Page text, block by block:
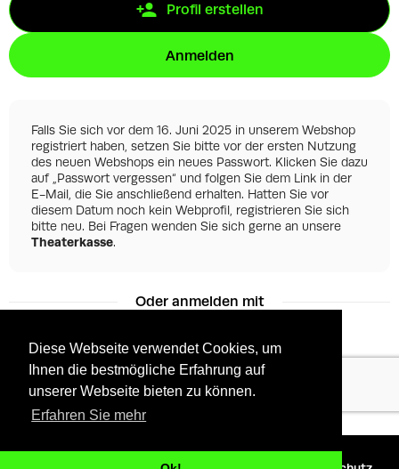
Diese Webseite verwendet Cookies, um
Ihnen die bestmögliche Erfahrung auf
unserer Webseite bieten zu können.
Erfahren Sie mehr
Profil erstellen
Anmelden
Falls Sie sich vor dem 16. Juni 2025 in unserem Webshop
registriert haben, setzen Sie bitte vor der ersten Nutzung
des neuen Webshops ein neues Passwort. Klicken Sie dazu
auf „Passwort vergessen“ und folgen Sie dem Link in der
E-Mail, die Sie anschließend erhalten. Hatten Sie vor
diesem Datum noch kein Webprofil, registrieren Sie sich
bitte neu. Bei Fragen wenden Sie sich gerne an unsere
Theaterkasse.
Oder anmelden mit
Facebook